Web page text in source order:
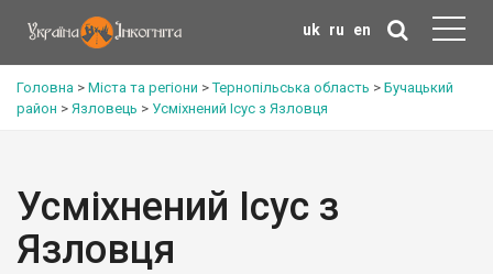
uk ru en
Головна > Міста та регіони >Тернопільська область > Бучацький
район > Язловець > Усміхнений Ісус з Язловця
Усміхнений Ісус з
Язловця